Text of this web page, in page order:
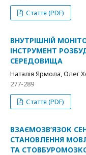
Стаття (PDF)
ВНУТРІШНІЙ
ІНСТРУМЕНТ
СЕРЕДОВИЩА
Наталія Ярмола, Олег
277-289
Стаття (PDF)
ВЗАЄМОЗВ’ЯЗОК
СТАНОВЛЕННЯ
ТА